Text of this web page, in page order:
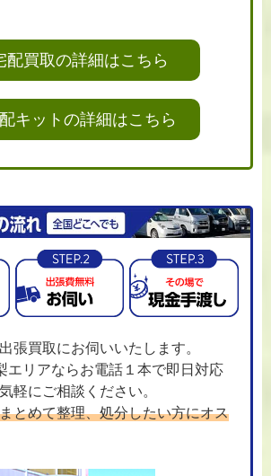
配買取の詳細はこちら
キットの詳細はこちら
張買取にお伺いいたします。
エリアならお電話１本で即日対応
軽にご相談ください。
とめて整理、処分したい方にオス